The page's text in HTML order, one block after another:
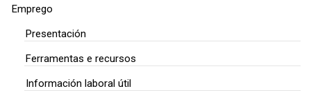
Emprego
Presentación
Ferramentas e recursos
Información laboral útil